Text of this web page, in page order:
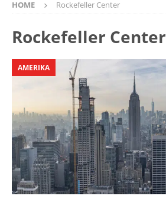
HOME Rockefeller Center
Rockefeller Center
AMERIKA